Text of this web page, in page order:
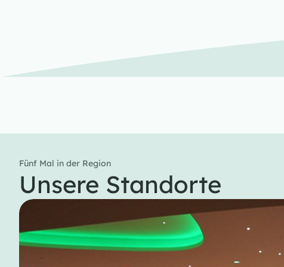
Fünf Mal in der Region
Unsere Standorte